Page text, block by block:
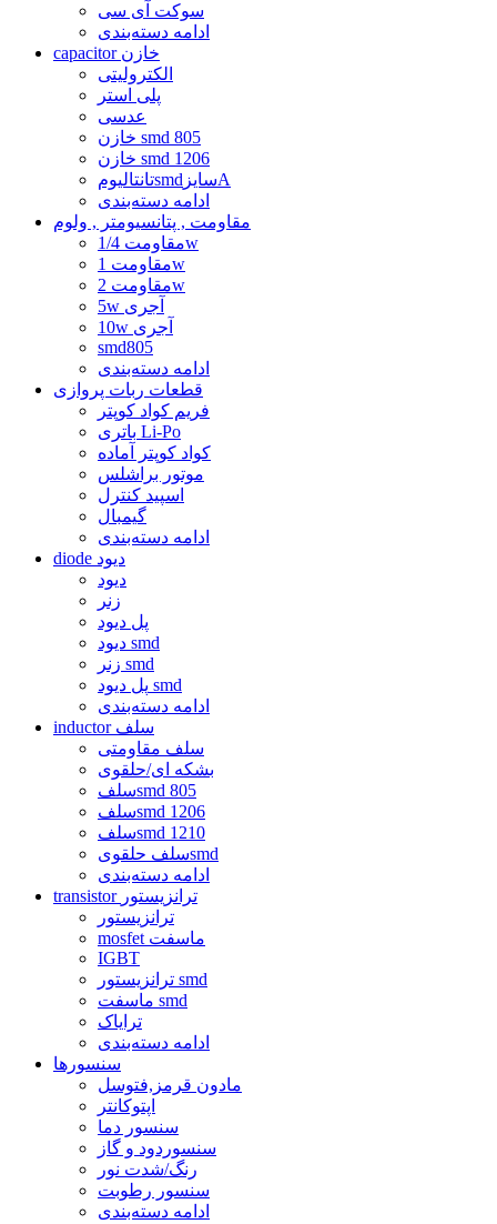
سوکت آی سی
ادامه دسته‌بندی
capacitor خازن
الکترولیتی
پلی استر
عدسی
خازن smd 805
خازن smd 1206
تانتالیومsmdسایزA
ادامه دسته‌بندی
مقاومت , پتانسیومتر , ولوم
مقاومت 1/4w
مقاومت 1w
مقاومت 2w
5w آجری
10w آجری
smd805
ادامه دسته‌بندی
قطعات ربات پروازی
فریم کواد کوپتر
باتری Li-Po
کواد کوپتر آماده
موتور براشلس
اسپید کنترل
گیمبال
ادامه دسته‌بندی
diode دیود
دیود
زنر
پل دیود
دیود smd
زنر smd
پل دیود smd
ادامه دسته‌بندی
inductor سلف
سلف مقاومتی
بشکه ای/حلقوی
سلفsmd 805
سلفsmd 1206
سلفsmd 1210
سلف حلقویsmd
ادامه دسته‌بندی
transistor ترانزیستور
ترانزیستور
mosfet ماسفت
IGBT
ترانزیستور smd
ماسفت smd
ترایاک
ادامه دسته‌بندی
سنسورها
مادون قرمز,فتوسل
اپتوکانتر
سنسور دما
سنسوردود و گاز
رنگ/شدت نور
سنسور رطوبت
ادامه دسته‌بندی